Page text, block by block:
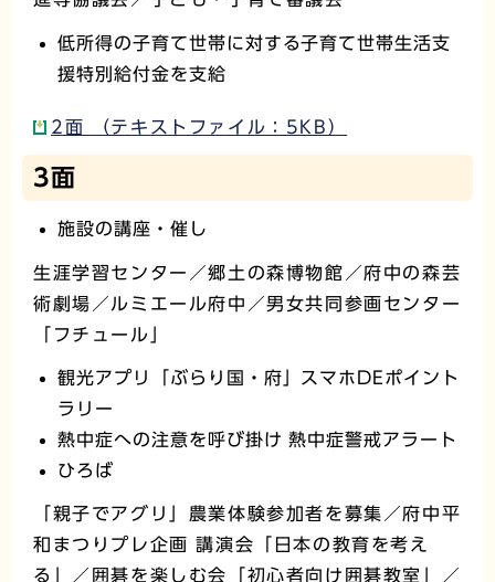
低所得の子育て世帯に対する子育て世帯生活支
援特別給付金を支給
2面 （テキストファイル：5KB）
3面
施設の講座・催し
生涯学習センター／郷土の森博物館／府中の森芸
術劇場／ルミエール府中／男女共同参画センター
「フチュール」
観光アプリ「ぶらり国・府」スマホDEポイント
ラリー
熱中症への注意を呼び掛け 熱中症警戒アラート
ひろば
「親子でアグリ」農業体験参加者を募集／府中平
和まつりプレ企画 講演会「日本の教育を考え
る」／囲碁を楽しむ会「初心者向け囲碁教室」／